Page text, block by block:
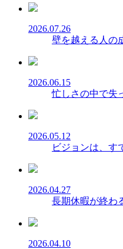
2026.07.26
壁を越える人の
2026.06.15
忙しさの中で失
2026.05.12
ビジョンは、す
2026.04.27
長期休暇が終わ
2026.04.10